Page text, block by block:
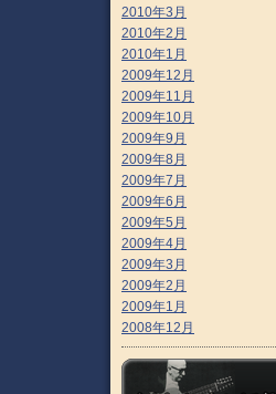
2010年3月
2010年2月
2010年1月
2009年12月
2009年11月
2009年10月
2009年9月
2009年8月
2009年7月
2009年6月
2009年5月
2009年4月
2009年3月
2009年2月
2009年1月
2008年12月